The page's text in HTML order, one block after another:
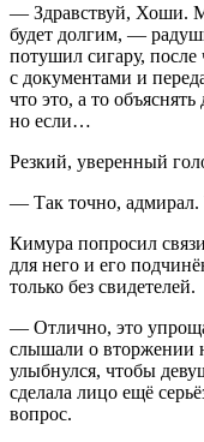
— Здравствуй, Хоши.
будет долгим, —
потушил сигару, после
с документами и
что это, а то
но если…
Резкий, уверенный
— Так точно, адмирал.
Кимура попросил
для него и его
только без свидетелей.
— Отлично, это
слышали о вторжении
улыбнулся, чтобы
сделала лицо ещё
вопрос.